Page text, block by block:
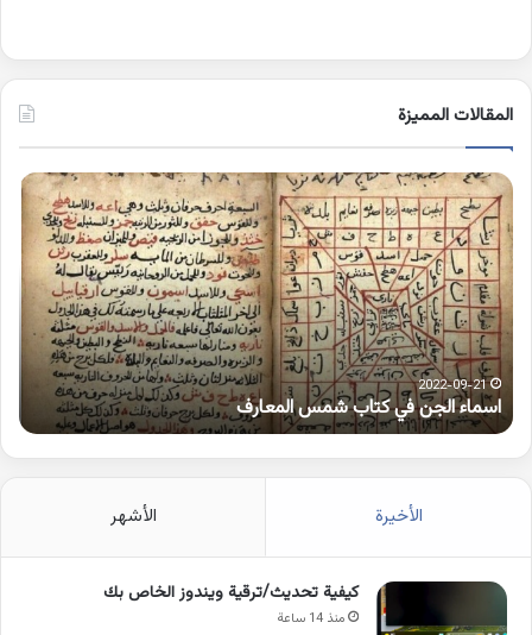
المقالات المميزة
اسماء
الجن
في
كتاب
شمس
المعارف
2022-09-21
اسماء الجن في كتاب شمس المعارف
الأخيرة الأشهر
كيفية تحديث/ترقية ويندوز الخاص بك
منذ 14 ساعة